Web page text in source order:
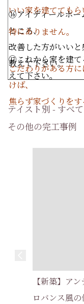
いい家を建てても
⑯アイディールホー
ところ、
改善した方がいい
教えて下さい。
特にありません。
⑰これから家を建て
えて下さい。
こだわりがある方
けば、
焦らず家づくりをす
テイスト別 - すべ
その他の完工事例
【新築】ア
ロバンス風